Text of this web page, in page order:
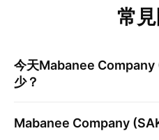
常
今天Mabanee Company
少？
Mabanee Company